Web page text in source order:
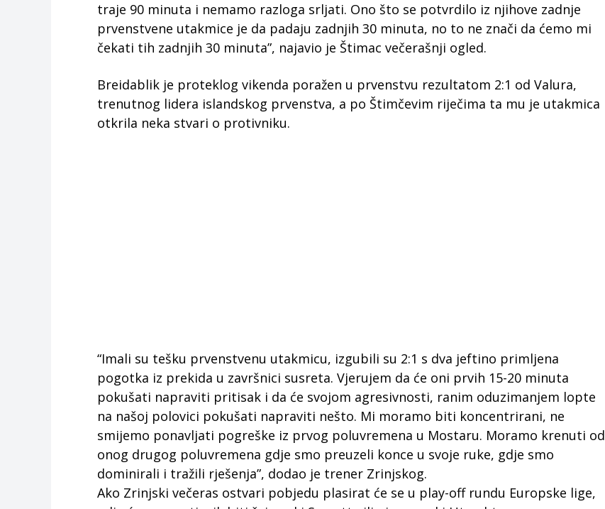
traje 90 minuta i nemamo razloga srljati. Ono što se potvrdilo iz njihove zadnje
prvenstvene utakmice je da padaju zadnjih 30 minuta, no to ne znači da ćemo mi
čekati tih zadnjih 30 minuta”, najavio je Štimac večerašnji ogled.
Breidablik je proteklog vikenda poražen u prvenstvu rezultatom 2:1 od Valura,
trenutnog lidera islandskog prvenstva, a po Štimčevim riječima ta mu je utakmica
otkrila neka stvari o protivniku.
“Imali su tešku prvenstvenu utakmicu, izgubili su 2:1 s dva jeftino primljena
pogotka iz prekida u završnici susreta. Vjerujem da će oni prvih 15-20 minuta
pokušati napraviti pritisak i da će svojom agresivnosti, ranim oduzimanjem lopte
na našoj polovici pokušati napraviti nešto. Mi moramo biti koncentrirani, ne
smijemo ponavljati pogreške iz prvog poluvremena u Mostaru. Moramo krenuti od
onog drugog poluvremena gdje smo preuzeli konce u svoje ruke, gdje smo
dominirali i tražili rješenja”, dodao je trener Zrinjskog.
Ako Zrinjski večeras ostvari pobjedu plasirat će se u play-off rundu Europske lige,